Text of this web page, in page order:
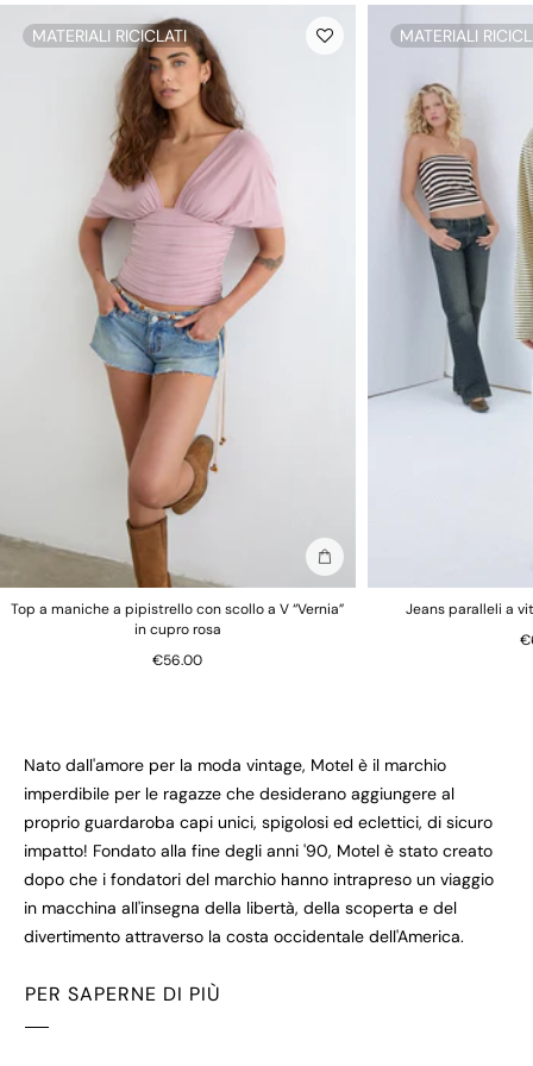
MATERIALI RICICLATI
Aggiungi alla borsa
Top a maniche a pipistrello con scollo a V “Vernia”
in cupro rosa
€56.00
MATERIALI
Jeans paralleli a
Nato dall'amore per la moda vintage, Motel è il marchio
imperdibile per le ragazze che desiderano aggiungere al
proprio guardaroba capi unici, spigolosi ed eclettici, di sicuro
impatto! Fondato alla fine degli anni '90, Motel è stato creato
dopo che i fondatori del marchio hanno intrapreso un viaggio
in macchina all'insegna della libertà, della scoperta e del
divertimento attraverso la costa occidentale dell'America.
PER SAPERNE DI PIÙ